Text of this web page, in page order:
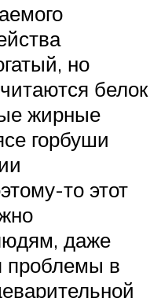
но
белок
жирные
горбуши
то этот
даже
проблемы в